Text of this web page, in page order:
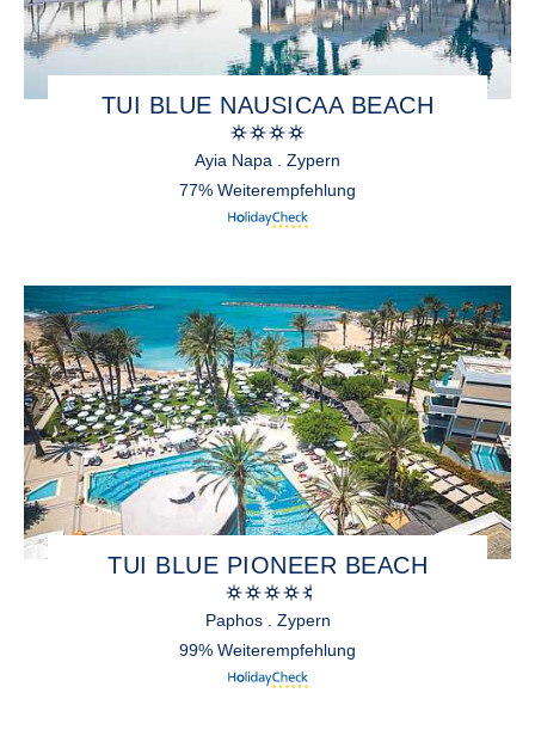
TUI BLUE NAUSICAA BEACH
Ayia Napa . Zypern
77% Weiterempfehlung
TUI BLUE PIONEER BEACH
Paphos . Zypern
99% Weiterempfehlung